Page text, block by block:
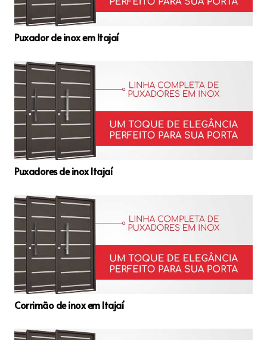
Puxador de inox em Itajaí
Puxadores de inox Itajaí
Corrimão de inox em Itajaí